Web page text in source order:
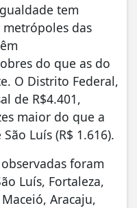
tem
das
do que as do
O Distrito Federal,
de R$4.401,
maior do que a
Luís (R$ 1.616).
foram
Luís, Fortaleza,
Aracaju,